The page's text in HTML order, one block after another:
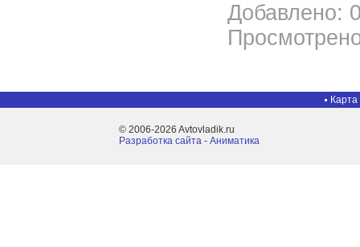
Добавлено:
Карта
© 2006-2026 Avtovladik.ru
Разработка сайта - Aниматика